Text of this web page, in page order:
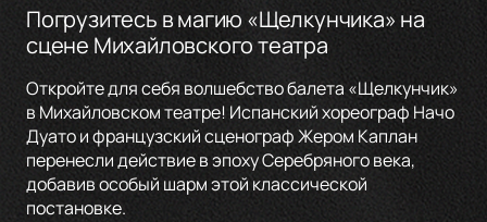
Погрузитесь в магию «Щелкунчика» на
сцене Михайловского театра
Откройте для себя волшебство балета «Щелкунчик»
в Михайловском театре! Испанский хореограф Начо
Дуато и французский сценограф Жером Каплан
перенесли действие в эпоху Серебряного века,
добавив особый шарм этой классической
постановке.